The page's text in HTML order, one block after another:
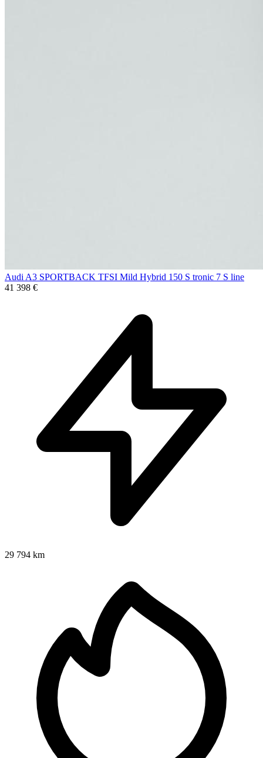
Audi A3 SPORTBACK TFSI Mild Hybrid 150 S tronic 7 S line
41 398 €
29 794 km